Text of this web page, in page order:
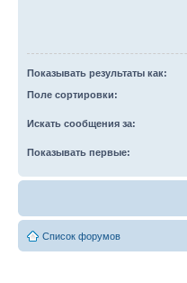
Показывать результаты как:
Поле сортировки:
Искать сообщения за:
Показывать первые:
Список форумов